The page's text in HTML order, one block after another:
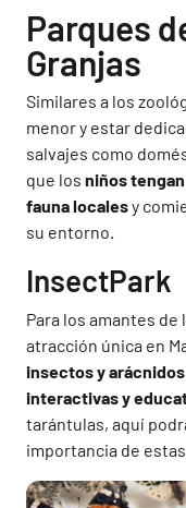
Parques
Granjas
Similares a los
menor y estar
salvajes como
que los niños
fauna localesy
su entorno.
InsectPark
Para los amantes
atracción única en
insectos y
interactivas y
tarántulas, aquí
importancia de